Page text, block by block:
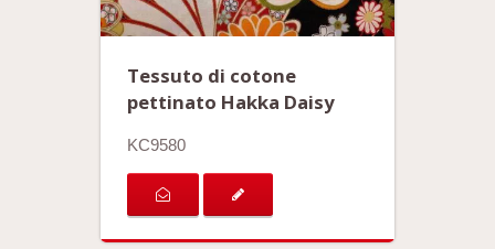
Tessuto di cotone
pettinato Hakka Daisy
KC9580